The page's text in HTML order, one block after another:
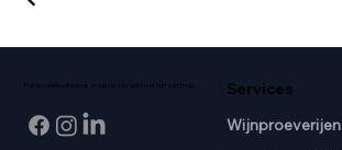
Professionele wijnkennis en passie voor wijn in het hart van Breda. Services
Wijnproeverijen